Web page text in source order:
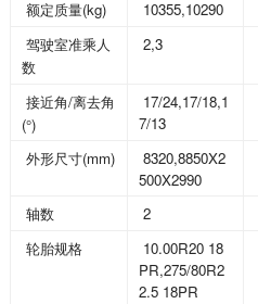
额定质量(kg) 10355,10290
驾驶室准乘人
数
2,3
接近角/离去角
(°)
17/24,17/18,1
7/13
外形尺寸(mm)
8320,8850X2
500X2990
轴数 2
轮胎规格
10.00R20 18
PR,275/80R2
2.5 18PR